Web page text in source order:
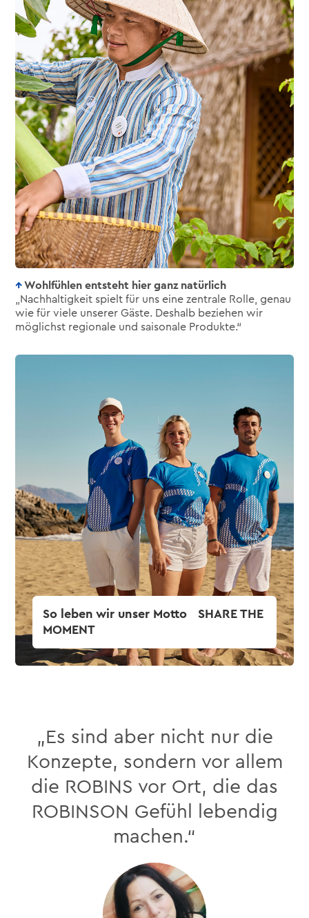
Wohlfühlen entsteht hier ganz natürlich
„Nachhaltigkeit spielt für uns eine zentrale Rolle, genau
wie für viele unserer Gäste. Deshalb beziehen wir
möglichst regionale und saisonale Produkte.“
„Es sind aber nicht nur die
Konzepte, sondern vor allem
die ROBINS vor Ort, die das
ROBINSON Gefühl lebendig
machen.“